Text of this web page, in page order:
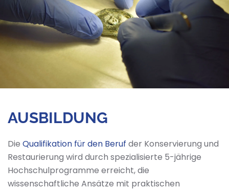
AUSBILDUNG
Die Qualifikation für den Beruf der Konservierung und
Restaurierung wird durch spezialisierte 5-jährige
Hochschulprogramme erreicht, die
wissenschaftliche Ansätze mit praktischen